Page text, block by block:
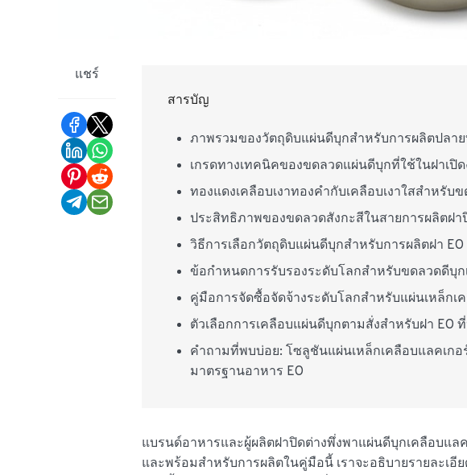
แชร์
สารบัญ
ภาพรวมของวัตถุดิบแผ่นดีบุกสำหรับการผลิตปลาย
เกรดทางเทคนิคของขดลวดแผ่นดีบุกที่ใช้ในฝาเปิด
ทองแดงเคลือบเงาทองคำกับเคลือบเงาใสสำหรั
ประสิทธิภาพของขดลวดสังกะสีในสายการผลิตฝา
วิธีการเลือกวัตถุดิบแผ่นดีบุกสำหรับการผลิตฝา EO
ข้อกำหนดการรับรองระดับโลกสำหรับขดลวดดีบุก
คู่มือการจัดซื้อจัดจ้างระดับโลกสำหรับแผ่นเหล็กเ
ตัวเลือกการเคลือบแผ่นดีบุกตามสั่งสำหรับฝา EO
คำถามที่พบบ่อย: โซลูชันแผ่นเหล็กเคลือบแลคเก
มาตรฐานอาหาร EO
แบรนด์อาหารและผู้ผลิตฝาปิดต่างพึ่งพาแผ่นดีบุกเคลือบแล
และพร้อมสำหรับการผลิตในคู่มือนี้ เราจะอธิบายรายละเ